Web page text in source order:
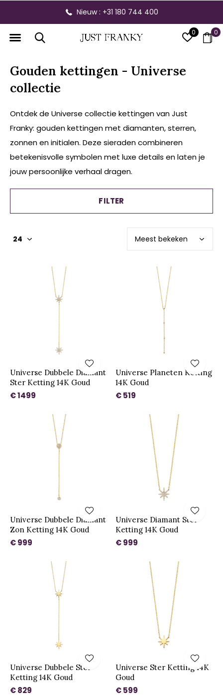
0 0
Gratis verzending vanaf € 300,-
Gouden kettingen - Universe
collectie
Ontdek de Universe collectie kettingen van Just
Franky: gouden kettingen met diamanten, sterren,
zonnen en initialen. Deze sieraden combineren
betekenisvolle symbolen met luxe details en laten je
jouw persoonlijke verhaal dragen.
FILTER
Universe Dubbele Diamant
Ster Ketting 14K Goud
€ 1499
Universe Planeten Ketting
14K Goud
€ 519
Universe Dubbele Diamant
Zon Ketting 14K Goud
€ 999
Universe Diamant Ster
Ketting 14K Goud
€ 999
Universe Dubbele Ster
Ketting 14K Goud
€ 829
Universe Ster Ketting 14K
Goud
€ 599